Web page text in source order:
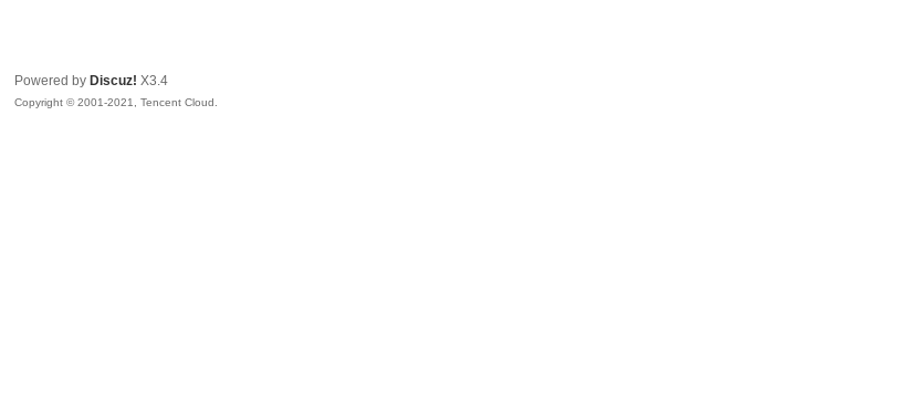
Powered by Discuz! X3.4
Copyright © 2001-2021, Tencent Cloud.